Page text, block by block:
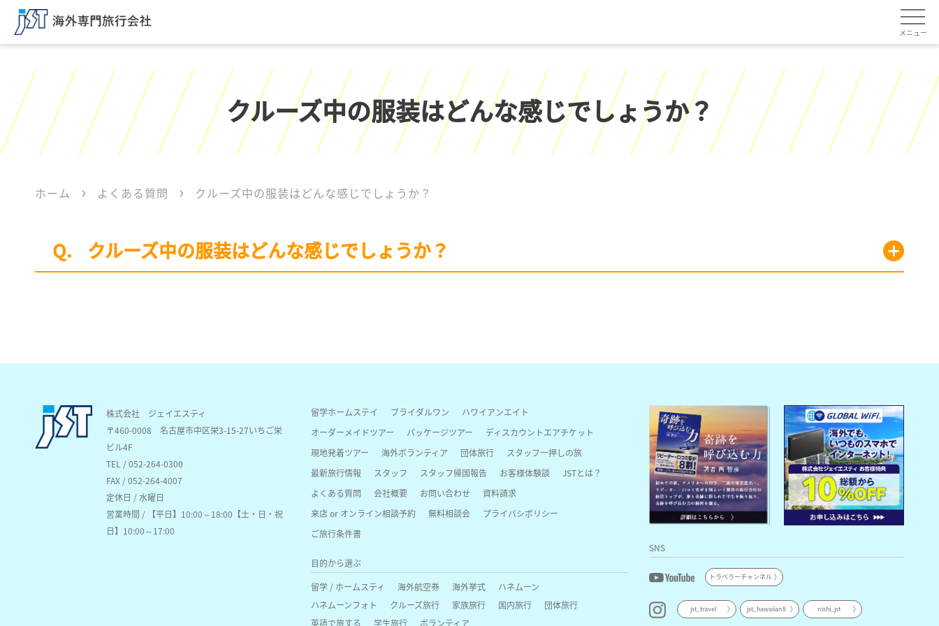
メニュー
クルーズ中の服装はどんな感じでしょうか？
ホーム よくある質問 クルーズ中の服装はどんな感じでしょうか？
クルーズ中の服装はどんな感じでしょうか？
株式会社 ジェイエスティ
〒460-0008名古屋市中区栄3-15-27いちご栄
ビル4F
TEL / 052-264-0300
FAX / 052-264-4007
定休日 / 水曜日
営業時間 / 【平日】10:00～18:00【土・日・祝
日】10:00～17:00
留学ホームステイ ブライダルワン
ハワイアンエイト
オーダーメイドツアー
パッケージツアー
ディスカウントエアチケット
現地発着ツアー
海外ボランティア 団体旅行
スタッフ一押しの旅
最新旅行情報
スタッフ スタッフ帰国報告 お客様体験談
JSTとは？
よくある質問
会社概要 お問い合わせ
資料請求
来店 or オンライン相談予約
無料相談会
プライバシポリシー
ご旅行条件書
目的から選ぶ
留学 / ホームスティ
海外航空券 海外挙式
ハネムーン
ハネムーンフォト
クルーズ旅行 家族旅行 国内旅行
団体旅行
英語で旅する
学生旅行 ボランティア
SNS
トラベラーチャンネル
jst_travel jst_hawaiian8 nishi_jst